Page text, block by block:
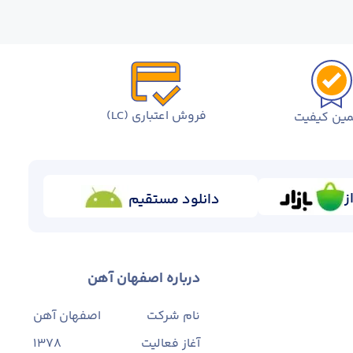
کیفیت فروش اعتباری (LC)
دانلود مستقیم
درباره اصفهان آهن
نام شرکت
اصفهان آهن
آغاز فعالیت
1378